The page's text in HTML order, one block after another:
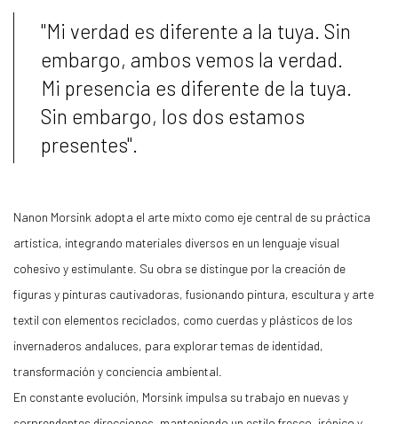
"Mi verdad es diferente a la tuya. Sin
embargo, ambos vemos la verdad.
Mi presencia es diferente de la tuya.
Sin embargo, los dos estamos
presentes".
Nanon Morsink adopta el arte mixto como eje central de su práctica
artística, integrando materiales diversos en un lenguaje visual
cohesivo y estimulante. Su obra se distingue por la creación de
figuras y pinturas cautivadoras, fusionando pintura, escultura y arte
textil con elementos reciclados, como cuerdas y plásticos de los
invernaderos andaluces, para explorar temas de identidad,
transformación y conciencia ambiental.
En constante evolución, Morsink impulsa su trabajo en nuevas y